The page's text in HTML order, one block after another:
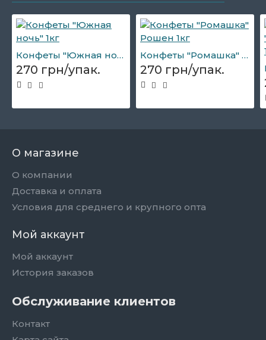
Конфеты "Южная ночь" 1кг
270 грн/упак.
Конфеты "Ромашка" Рошен 1кг
270 грн/упак.
О магазине
О компании
Доставка и оплата
Условия для среднего и крупного опта
Мой аккаунт
Мой аккаунт
История заказов
Обслуживание клиентов
Контакт